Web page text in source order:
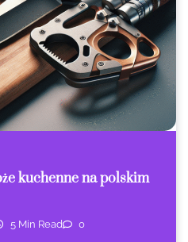
kuchenne na polskim
5 Min Read 0